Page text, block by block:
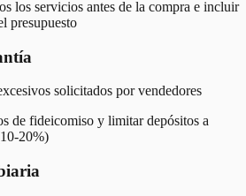
los servicios antes de la compra e incluir
presupuesto
solicitados por vendedores
de fideicomiso y limitar depósitos a
20%)